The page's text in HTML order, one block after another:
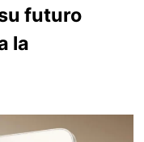
futuro
la